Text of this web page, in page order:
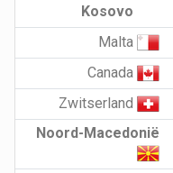
Kosovo
Malta
Canada
Zwitserland
Noord-Macedonië